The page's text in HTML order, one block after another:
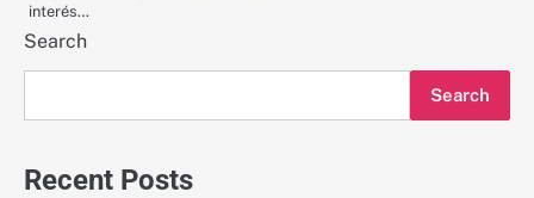
interés…
Search
Search
Recent Posts